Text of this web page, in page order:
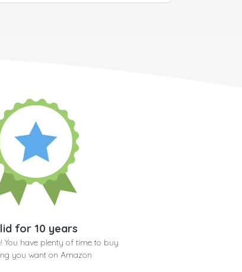
for 10 years
You have plenty of time to buy
you want on Amazon